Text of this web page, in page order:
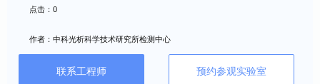
点击：0
作者：中科光析科学技术研究所检测中心
联系工程师 预约参观实验室